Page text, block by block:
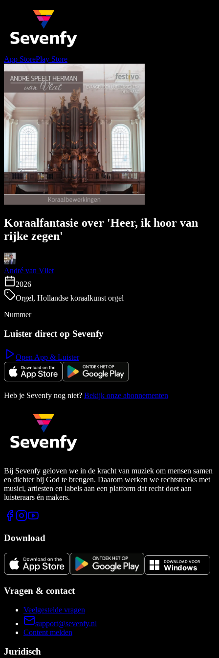
App StorePlay Store
Koraalfantasie over 'Heer, ik hoor van
rijke zegen'
André van Vliet
2026
Orgel, Hollandse koraalkunst orgel
Nummer
Luister direct op Sevenfy
Open App & Luister
Heb je Sevenfy nog niet? Bekijk onze abonnementen
Bij Sevenfy geloven we in de kracht van muziek om mensen samen
en dichter bij God te brengen. Daarom werken we rechtstreeks met
musici, artiesten en labels aan een platform dat recht doet aan
luisteraars én makers.
Download
Vragen & contact
Veelgestelde vragen
support@sevenfy.nl
Content melden
Juridisch